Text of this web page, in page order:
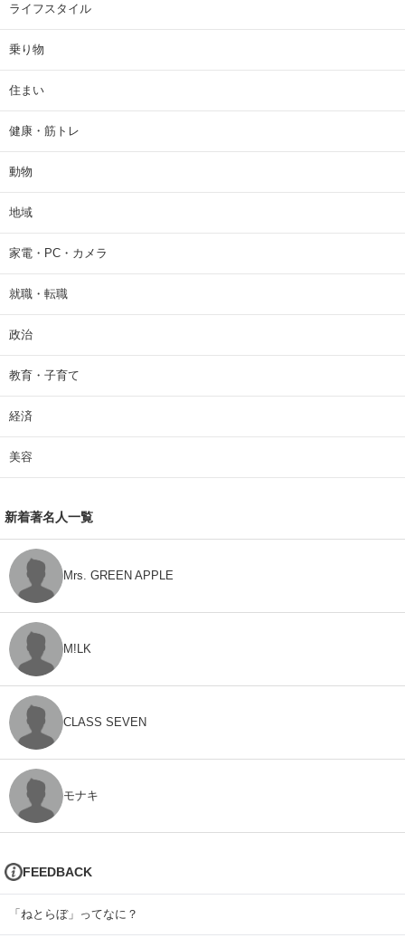
ライフスタイル
乗り物
住まい
健康・筋トレ
動物
地域
家電・PC・カメラ
就職・転職
政治
教育・子育て
経済
美容
新着著名人一覧
Mrs. GREEN APPLE
M!LK
CLASS SEVEN
モナキ
FEEDBACK
「ねとらぼ」ってなに？